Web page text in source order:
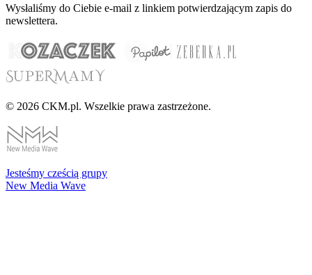
Wysłaliśmy do Ciebie e-mail z linkiem potwierdzającym zapis do
newslettera.
© 2026 CKM.pl. Wszelkie prawa zastrzeżone.
Jesteśmy cześcią grupy
New Media Wave